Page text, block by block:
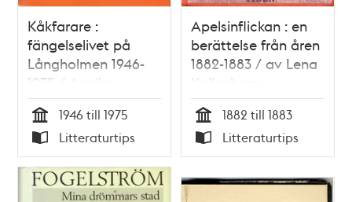
Kåkfarare :
fängelselivet på
Långholmen 1946-
1975 / Annika
Lamroth
Tid
1946 till 1975
Typ
Litteraturtips
Apelsinflickan : en
berättelse från åren
1882-1883 / av Lena
Kallenberg
Tid
1882 till 1883
Typ
Litteraturtips